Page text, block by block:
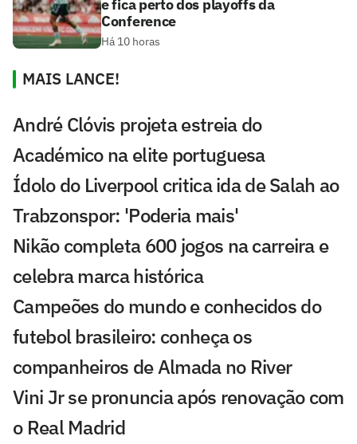
e fica perto dos playoffs da
Conference
Há 10 horas
MAIS LANCE!
André Clóvis projeta estreia do
Académico na elite portuguesa
Ídolo do Liverpool critica ida de Salah ao
Trabzonspor: 'Poderia mais'
Nikão completa 600 jogos na carreira e
celebra marca histórica
Campeões do mundo e conhecidos do
futebol brasileiro: conheça os
companheiros de Almada no River
Vini Jr se pronuncia após renovação com
o Real Madrid